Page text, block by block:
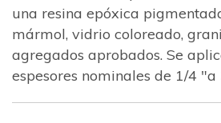
una resina epóxica
mármol, vidrio coloreado,
agregados aprobados. Se
espesores nominales de 1/4 "a